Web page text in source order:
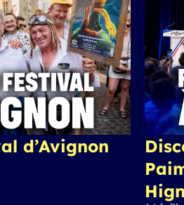
d’Avignon